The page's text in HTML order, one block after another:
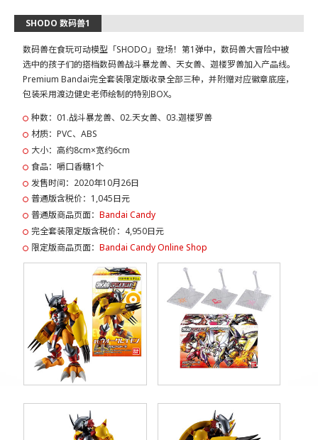
SHODO 数码兽1
数码兽在食玩可动模型「SHODO」登场！第1弹中，数码兽大冒险中被
选中的孩子们的搭档数码兽战斗暴龙兽、天女兽、迦楼罗兽加入产品线。
Premium Bandai完全套装限定版收录全部三种，并附赠对应徽章底座，
包装采用渡边健史老师绘制的特别BOX。
种数：01.战斗暴龙兽、02.天女兽、03.迦楼罗兽
材质：PVC、ABS
大小：高约8cm×宽约6cm
食品：嚼口香糖1个
发售时间：2020年10月26日
普通版含税价：1,045日元
普通版商品页面： Bandai Candy
完全套装限定版含税价：4,950日元
限定版商品页面： Bandai Candy Online Shop